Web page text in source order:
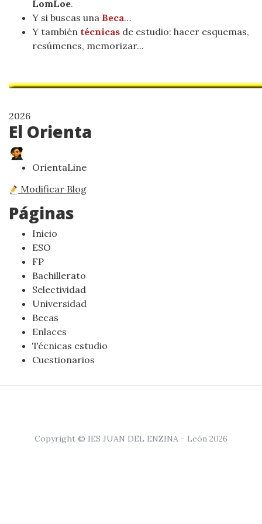
LomLoe.
Y si buscas una Beca…
Y también técnicas de estudio: hacer esquemas,
resúmenes, memorizar...
2026
El Orienta
OrientaLine
Modificar Blog
Páginas
Inicio
ESO
FP
Bachillerato
Selectividad
Universidad
Becas
Enlaces
Técnicas estudio
Cuestionarios
Copyright © IES JUAN DEL ENZINA - León 2026